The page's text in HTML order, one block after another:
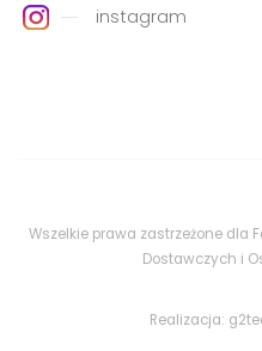
instagram
Wszelkie prawa zastrzeżone dla
Dostawczych i
Realizacja: